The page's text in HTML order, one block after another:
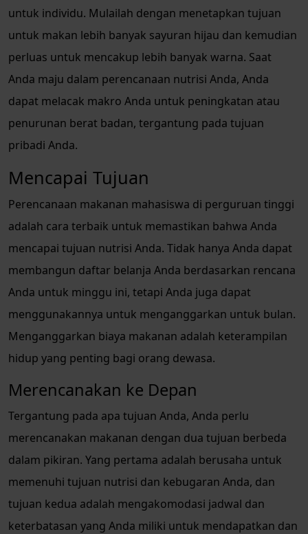
untuk individu. Mulailah dengan menetapkan tujuan
untuk makan lebih banyak sayuran hijau dan kemudian
perluas untuk mencakup lebih banyak warna. Saat
Anda maju dalam perencanaan nutrisi Anda, Anda
dapat melacak makro Anda untuk peningkatan atau
penurunan berat badan, tergantung pada tujuan
pribadi Anda.
Mencapai Tujuan
Perencanaan makanan mahasiswa di perguruan tinggi
adalah cara terbaik untuk memastikan bahwa Anda
mencapai tujuan nutrisi Anda. Tidak hanya Anda dapat
membangun daftar belanja Anda berdasarkan rencana
Anda untuk minggu ini, tetapi Anda juga dapat
menggunakannya untuk menganggarkan untuk bulan.
Menganggarkan biaya makanan adalah keterampilan
hidup yang penting bagi orang dewasa.
Merencanakan ke Depan
Tergantung pada apa tujuan Anda, Anda perlu
merencanakan makanan dengan dua tujuan berbeda
dalam pikiran. Yang pertama adalah berusaha untuk
memenuhi tujuan nutrisi dan kebugaran Anda, dan
tujuan kedua adalah mengakomodasi jadwal dan
keterbatasan yang Anda miliki untuk mendapatkan dan